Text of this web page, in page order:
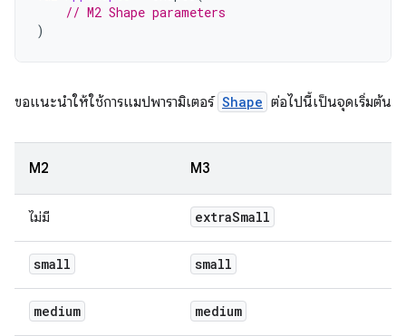
// M2 Shape parameters
)
ขอแนะนำให้ใช้การแมปพารามิเตอร์ Shape ต่อไปนี้เป็นจุดเริ่มต้น
M2 M3
ไม่มี extraSmall
small small
medium medium